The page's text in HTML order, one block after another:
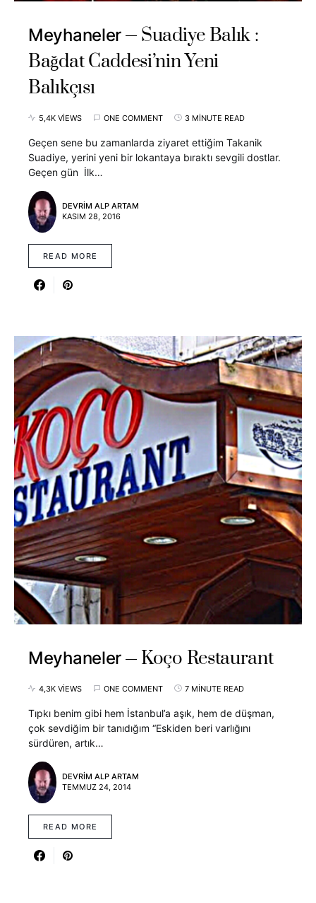
Meyhaneler
Suadiye Balık :
Bağdat Caddesi’nin Yeni
Balıkçısı
5,4K VIEWS ONE COMMENT 3 MINUTE READ
Geçen sene bu zamanlarda ziyaret ettiğim Takanik
Suadiye, yerini yeni bir lokantaya bıraktı sevgili dostlar.
Geçen gün İlk…
DEVRIM ALP ARTAM
KASIM 28, 2016
READ MORE
Meyhaneler Koço Restaurant
4,3K VIEWS ONE COMMENT 7 MINUTE READ
Tıpkı benim gibi hem İstanbul’a aşık, hem de düşman,
çok sevdiğim bir tanıdığım “Eskiden beri varlığını
sürdüren, artık…
DEVRIM ALP ARTAM
TEMMUZ 24, 2014
READ MORE